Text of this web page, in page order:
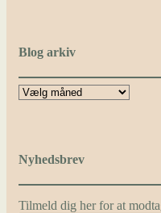
Blog arkiv
Nyhedsbrev
Tilmeld dig her for at